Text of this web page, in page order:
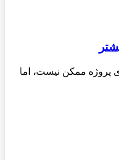
پروژه ممکن نیست، اما